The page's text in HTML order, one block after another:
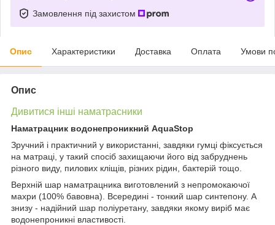
Замовлення під захистом
Опис Характеристики Доставка Оплата Умови
Опис
Дивитися інші наматрасники
Наматрацник водонепроникний AquaStop
Зручний і практичний у використанні, завдяки гумці фіксується
на матраці, у такий спосіб захищаючи його від забруднень
різного виду, пилових кліщів, різних рідин, бактерій тощо.
Верхній шар наматрацника виготовлений з непромокаючої
махри (100% бавовна). Всередині - тонкий шар синтепону. А
знизу - надійний шар поліуретану, завдяки якому виріб має
водонепроникні властивості.